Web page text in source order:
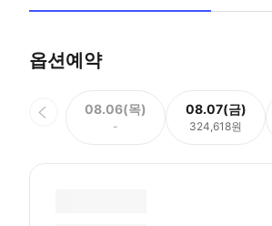
옵션예약
08.06(목)
-
08.07(금)
324,618원